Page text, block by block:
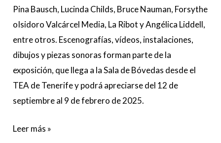
Pina Bausch, Lucinda Childs, Bruce Nauman, Forsythe
oIsidoro Valcárcel Media, La Ribot y Angélica Liddell,
entre otros. Escenografías, vídeos, instalaciones,
dibujos y piezas sonoras forman parte de la
exposición, que llega a la Sala de Bóvedas desde el
TEA de Tenerife y podrá apreciarse del 12 de
septiembre al 9 de febrero de 2025.
Leer más »